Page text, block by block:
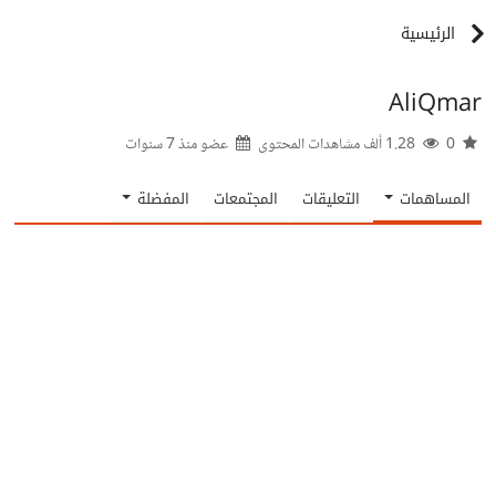
الرئيسية
AliQmar
عضو منذ7 سنوات
المساهمات التعليقات المجتمعات المفضلة